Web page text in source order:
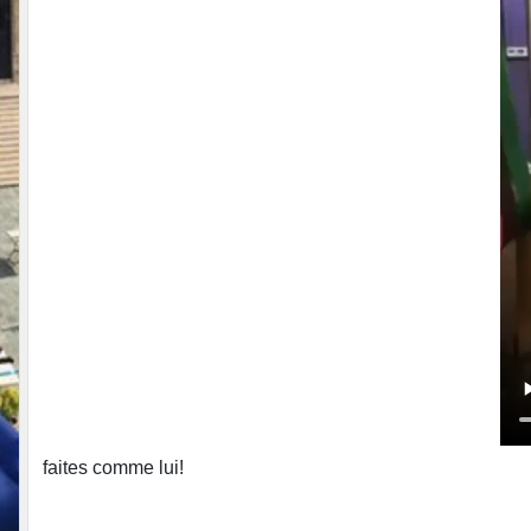
faites comme lui!